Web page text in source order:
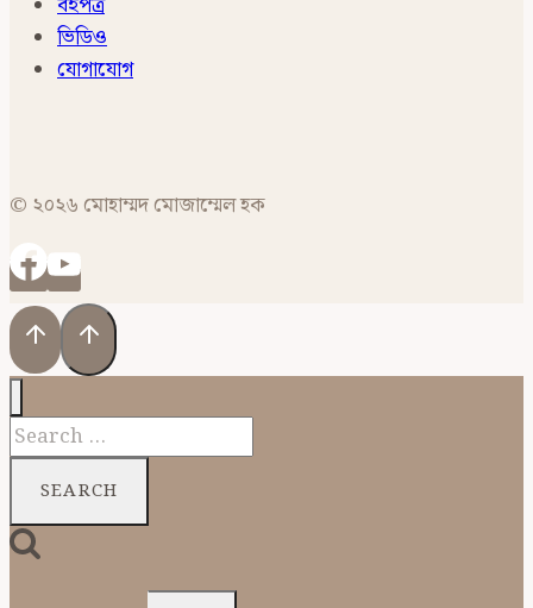
ভিডিও
যোগাযোগ
© ২০২৬ মোহাম্মদ মোজাম্মেল হক
Search
for: